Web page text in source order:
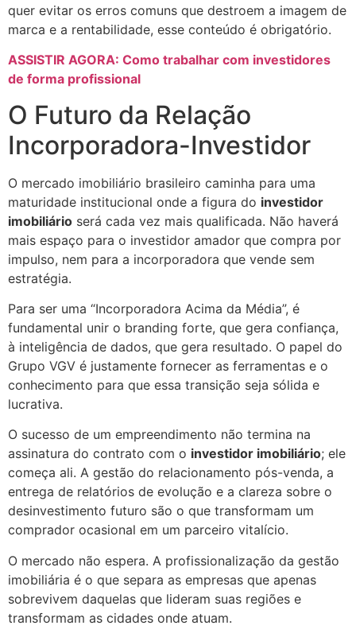
quer evitar os erros comuns que destroem a imagem de
marca e a rentabilidade, esse conteúdo é obrigatório.
ASSISTIR AGORA: Como trabalhar com investidores
de forma profissional
O Futuro da Relação
Incorporadora-Investidor
O mercado imobiliário brasileiro caminha para uma
maturidade institucional onde a figura do investidor
imobiliário será cada vez mais qualificada. Não haverá
mais espaço para o investidor amador que compra por
impulso, nem para a incorporadora que vende sem
estratégia.
Para ser uma “Incorporadora Acima da Média”, é
fundamental unir o branding forte, que gera confiança,
à inteligência de dados, que gera resultado. O papel do
Grupo VGV é justamente fornecer as ferramentas e o
conhecimento para que essa transição seja sólida e
lucrativa.
O sucesso de um empreendimento não termina na
assinatura do contrato com o investidor imobiliário; ele
começa ali. A gestão do relacionamento pós-venda, a
entrega de relatórios de evolução e a clareza sobre o
desinvestimento futuro são o que transformam um
comprador ocasional em um parceiro vitalício.
O mercado não espera. A profissionalização da gestão
imobiliária é o que separa as empresas que apenas
sobrevivem daquelas que lideram suas regiões e
transformam as cidades onde atuam.